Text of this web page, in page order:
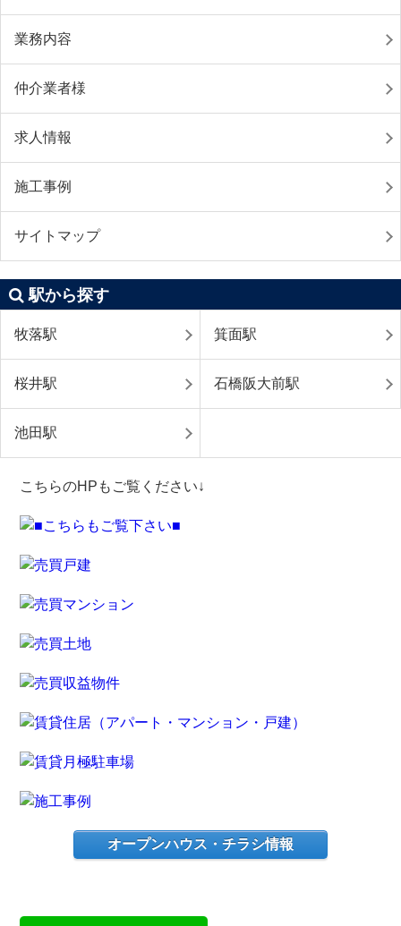
業務内容
仲介業者様
求人情報
施工事例
サイトマップ
駅から探す
牧落駅 箕面駅
桜井駅 石橋阪大前駅
池田駅
こちらのHPもご覧ください↓
オープンハウス・チラシ情報